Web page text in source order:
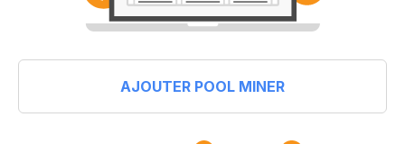
AJOUTER POOL MINER